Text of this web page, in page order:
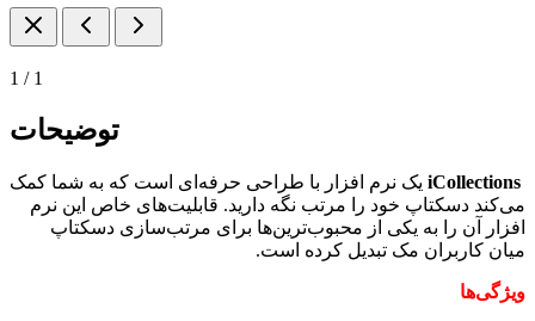
1 / 1
توضیحات
iCollections یک نرم افزار با طراحی حرفه‌ای است که به شما کمک
می‌کند دسکتاپ خود را مرتب نگه دارید. قابلیت‌های خاص این نرم
افزار آن را به یکی از محبوب‌ترین‌ها برای مرتب‌سازی دسکتاپ
میان کاربران مک تبدیل کرده است.
ویژگی‌ها